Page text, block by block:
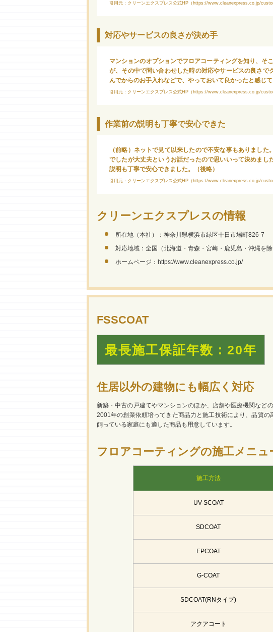
引用元：クリーンエクスプレス公式HP（https://www.cleanexpress.co.jp/
対応やサービスの良さが決め手
マンションのオプションでフロアコーティングを知り、そ
が、その中で問い合わせした時の対応やサービスの良さ
んでからのお手入れなどで、やっておいて良かったと感じて
引用元：クリーンエクスプレス公式HP（https://www.cleanexpress.co.jp/
作業前の説明も丁寧で安心できた
（前略）ネットで見て以来したので不安な事もありまし
でしたが大丈夫というお話だったので思いいって決めま
説明も丁寧で安心できました。（後略）
引用元：クリーンエクスプレス公式HP（https://www.cleanexpress.co.jp/
クリーンエクスプレスの情報
所在地（本社）：神奈川県横浜市緑区十日市場町826-7
対応地域：全国（北海道・青森・宮崎・鹿児島・沖縄を除
ホームページ：https://www.cleanexpress.co.jp/
FSSCOAT
最長施工保証年数：20年
住居以外の建物にも幅広く対応
新築・中古の戸建てやマンションのほか、店舗や医療機関など
2001年の創業依頼培ってきた商品力と施工技術により、品質
飼っている家庭にも適した商品も用意しています。
フロアコーティングの施工メニュ
施工方法
UV-SCOAT
SDCOAT
EPCOAT
G-COAT
SDCOAT(RNタイプ)
アクアコート